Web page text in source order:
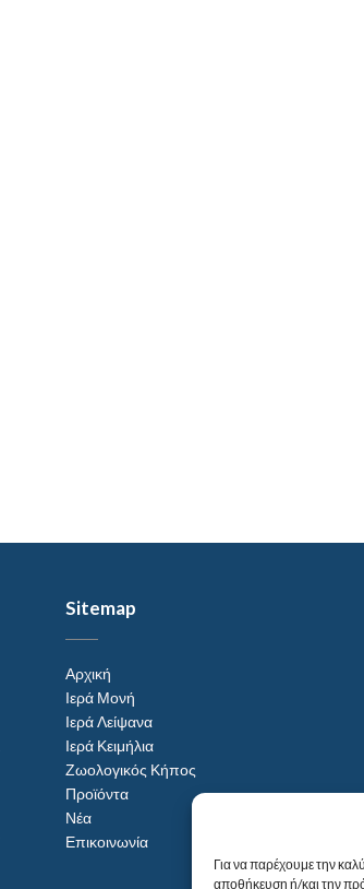
Για να παρέχουμε την
αποθήκευση ή/και την
Sitemap
Αρχική
Ιερά Μονή
Ιερά Λείψανα
Ιερά Κειμήλια
Ζωολογικός Κήπος
Προϊόντα
Νέα
Επικοινωνία